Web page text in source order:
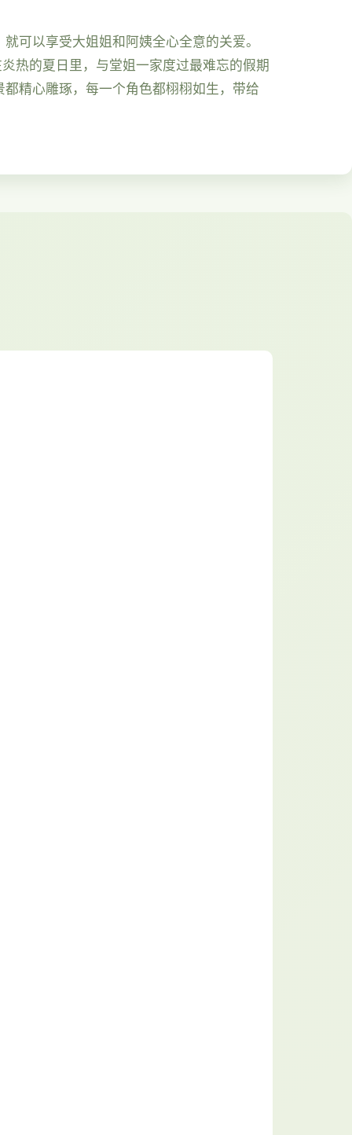
可以享受大姐姐和阿姨全心全意的关爱。
热的夏日里，与堂姐一家度过最难忘的假期
精心雕琢，每一个角色都栩栩如生，带给